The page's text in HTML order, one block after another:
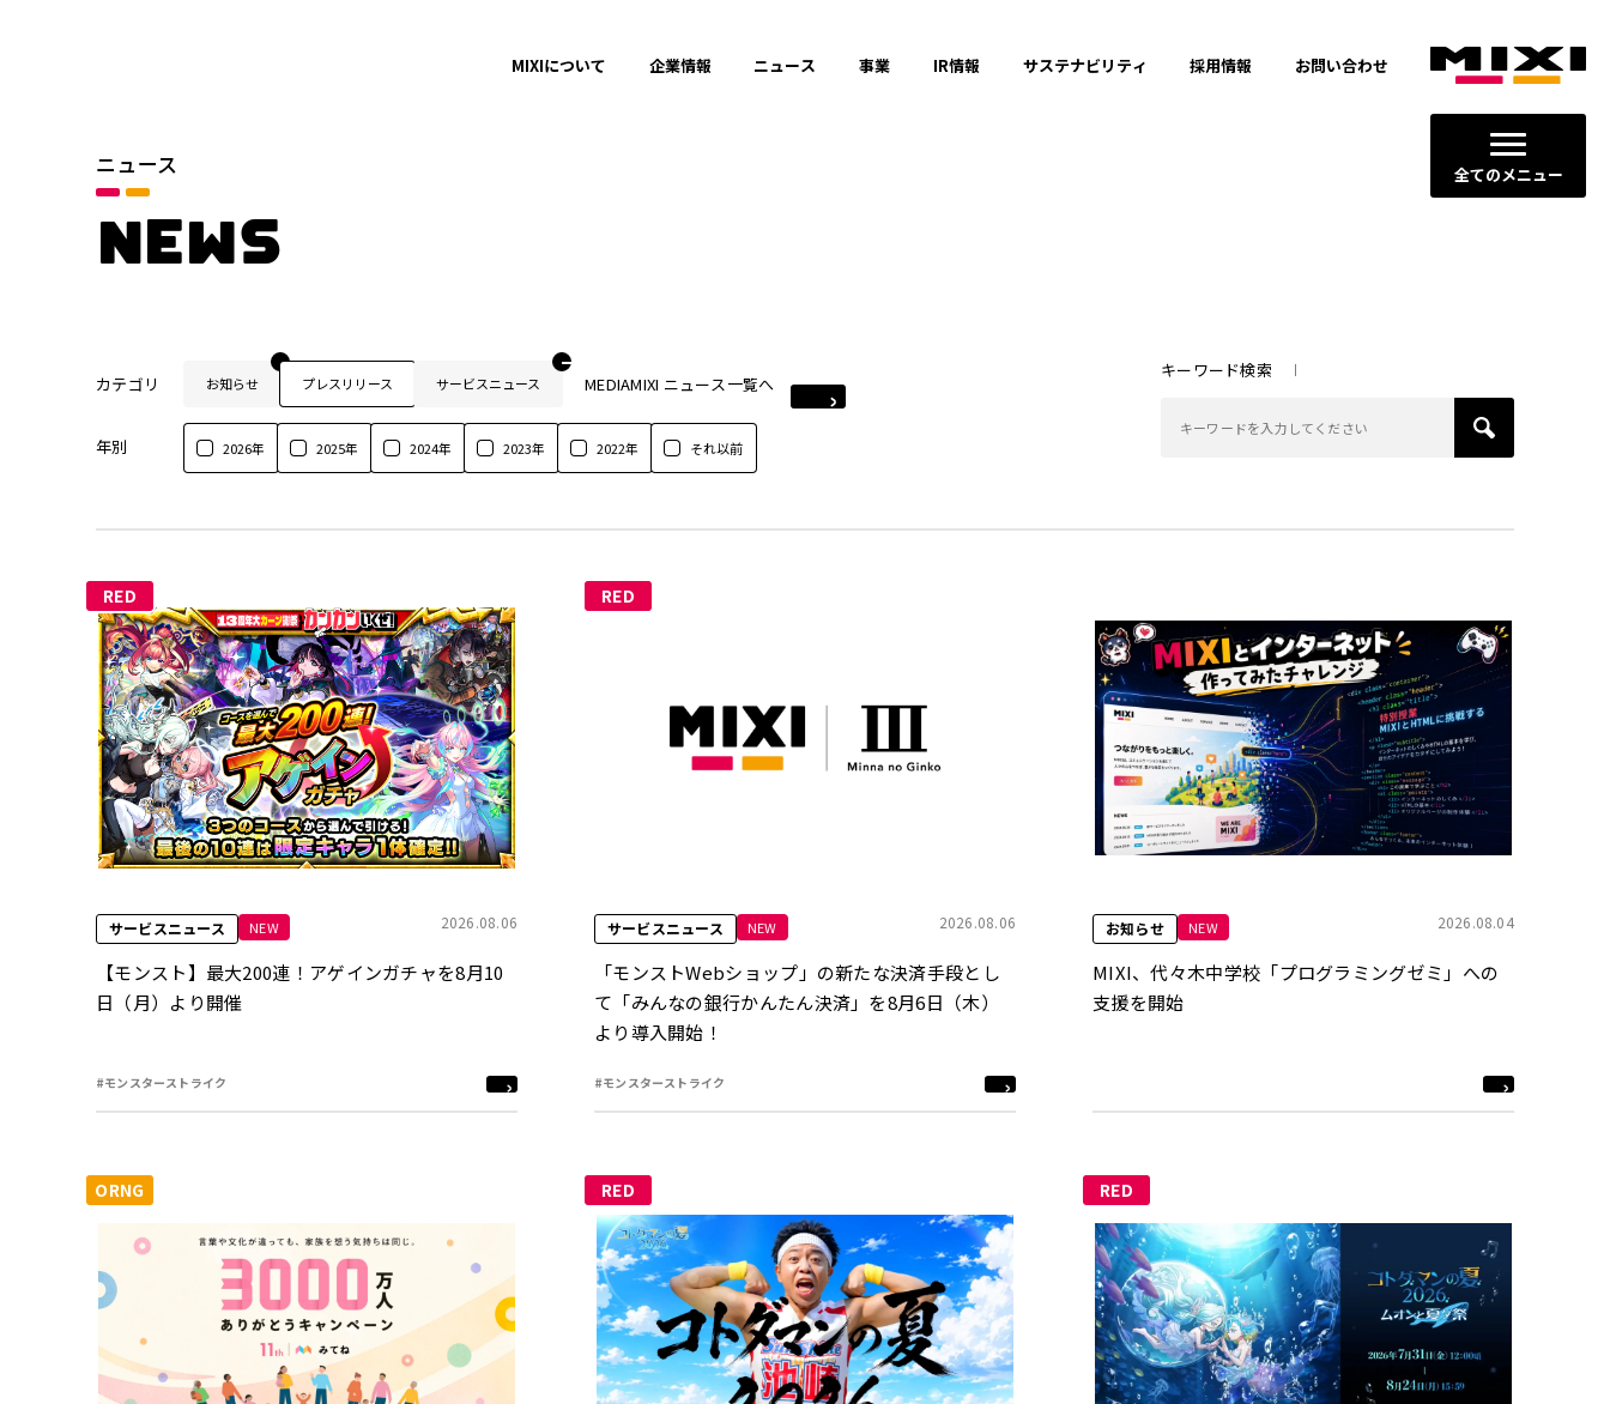
全てのメニュー
MIXIについて 企業情報 ニュース 事業 IR情報 サステナビリティ 採用情報 お問い合わせ
ニュース
NEWS
カテゴリ お知らせ プレスリリース サービスニュース MEDIAMIXI ニュース一覧へ
年別 2026年 2025年 2024年 2023年 2022年 それ以前
キーワード検索
RED
サービスニュース NEW 2026.08.06
【モンスト】最大200連！アゲインガチャを8月10
日（月）より開催
#モンスターストライク
RED
サービスニュース NEW 2026.08.06
「モンストWebショップ」の新たな決済手段とし
て「みんなの銀行かんたん決済」を8月6日（木）
より導入開始！
#モンスターストライク
お知らせ NEW 2026.08.04
MIXI、代々木中学校「プログラミングゼミ」への
支援を開始
ORNG RED RED